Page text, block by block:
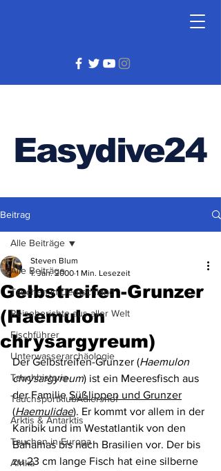
Easydive24
Beitrag
Alle Beiträge
Tauchen in Deutschland
Reiseberichte aus aller Welt
Fischführer
Unterwasserarchäologie
Tauchhistorie
TauchsportklubAdlershof
Arktis & Antarktis
Tauchen in Europa
Afrika
Alle Beiträge
Gelbstreifen-Grunzer
(Haemulon
chrysargyreum)
Steven Blum
1. Jan. 2000 1 Min. Lesezeit
Der Gelbstreifen-Grunzer (Haemulon
chrysargyreum) ist ein Meeresfisch aus
der Familie Süßlippen und Grunzer
(Haemulidae). Er kommt vor allem in der
Karibik und im Westatlantik von den
Bahamas bis nach Brasilien vor. Der bis
zu 23 cm lange Fisch hat eine silberne